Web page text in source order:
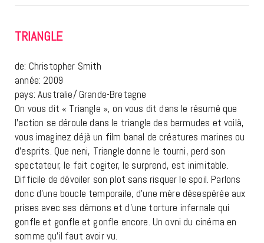
TRIANGLE
de: Christopher Smith
année: 2009
pays: Australie/ Grande-Bretagne
On vous dit « Triangle », on vous dit dans le résumé que
l’action se déroule dans le triangle des bermudes et voilà,
vous imaginez déjà un film banal de créatures marines ou
d’esprits. Que neni, Triangle donne le tourni, perd son
spectateur, le fait cogiter, le surprend, est inimitable.
Difficile de dévoiler son plot sans risquer le spoil. Parlons
donc d’une boucle temporaile, d’une mère désespérée aux
prises avec ses démons et d’une torture infernale qui
gonfle et gonfle et gonfle encore. Un ovni du cinéma en
somme qu’il faut avoir vu.